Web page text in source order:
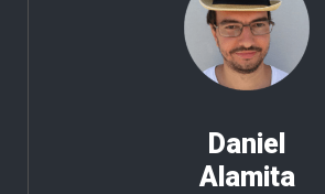
Daniel
Alamita